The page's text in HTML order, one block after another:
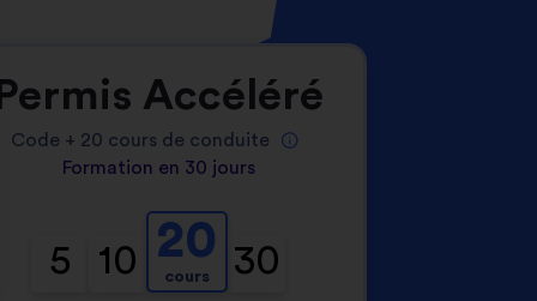
Permis Accéléré
Code + 20 cours de conduite
Formation en 30 jours
5 10 20
cours 30